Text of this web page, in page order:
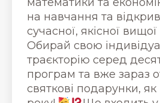
на навчання та
сучасної, якісної вищої
Обирай свою
траєкторію серед
програм та вже зараз
святкові подарунки,